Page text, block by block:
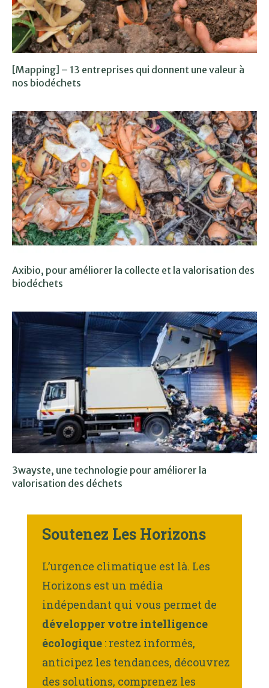
[Mapping] – 13 entreprises qui donnent une valeur à
nos biodéchets
Axibio, pour améliorer la collecte et la valorisation des
biodéchets
3wayste, une technologie pour améliorer la
valorisation des déchets
Soutenez Les Horizons
L’urgence climatique est là. Les
Horizons est un média
indépendant qui vous permet de
développer votre intelligence
écologique : restez informés,
anticipez les tendances, découvrez
des solutions, comprenez les